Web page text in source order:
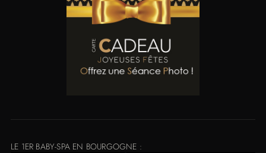
LE 1ER BABY-SPA EN BOURGOGNE :